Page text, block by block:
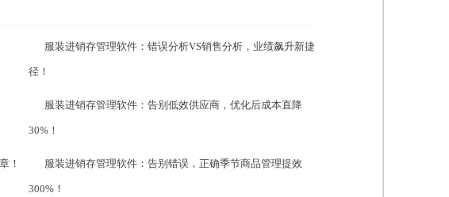
服装进销存管理软件：错误分析VS销售分析，业绩飙升新捷
径！
服装进销存管理软件：告别低效供应商，优化后成本直降
30%！
！ 服装进销存管理软件：告别错误，正确季节商品管理提效
300%！